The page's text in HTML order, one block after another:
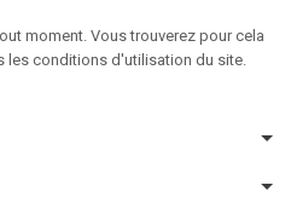
moment. Vous trouverez pour cela
les conditions d'utilisation du site.